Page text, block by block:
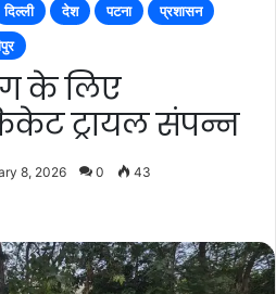
दिल्ली देश पटना
प्रशासन
के लिए
ट्रायल संपन्न
8, 2026 0 43